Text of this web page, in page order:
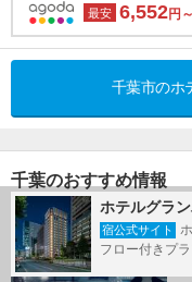
最安 6,552円～
千葉市のホ
千葉のおすすめ情報
ホテルグラ
宿公式サイト
フロー付きプ